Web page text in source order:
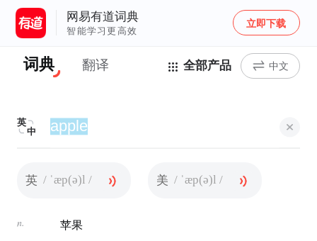
网易有道词典
智能学习更高效
立即下载
词典 翻译 全部产品 中文
英
中
英 / ˈæp(ə)l / 美 / ˈæp(ə)l /
n. 苹果